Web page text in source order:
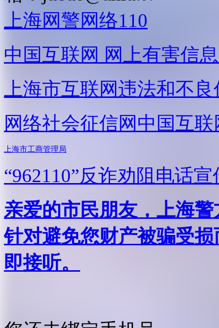
上海网警网络110
中国互联网 网上有害信
上海市互联网违法和不
网络社会征信网 中国互
上海市工商管理局
“962110”反诈劝阻电话宣
亲爱的市民朋友，上海
针对避免您财产被骗受
即接听。